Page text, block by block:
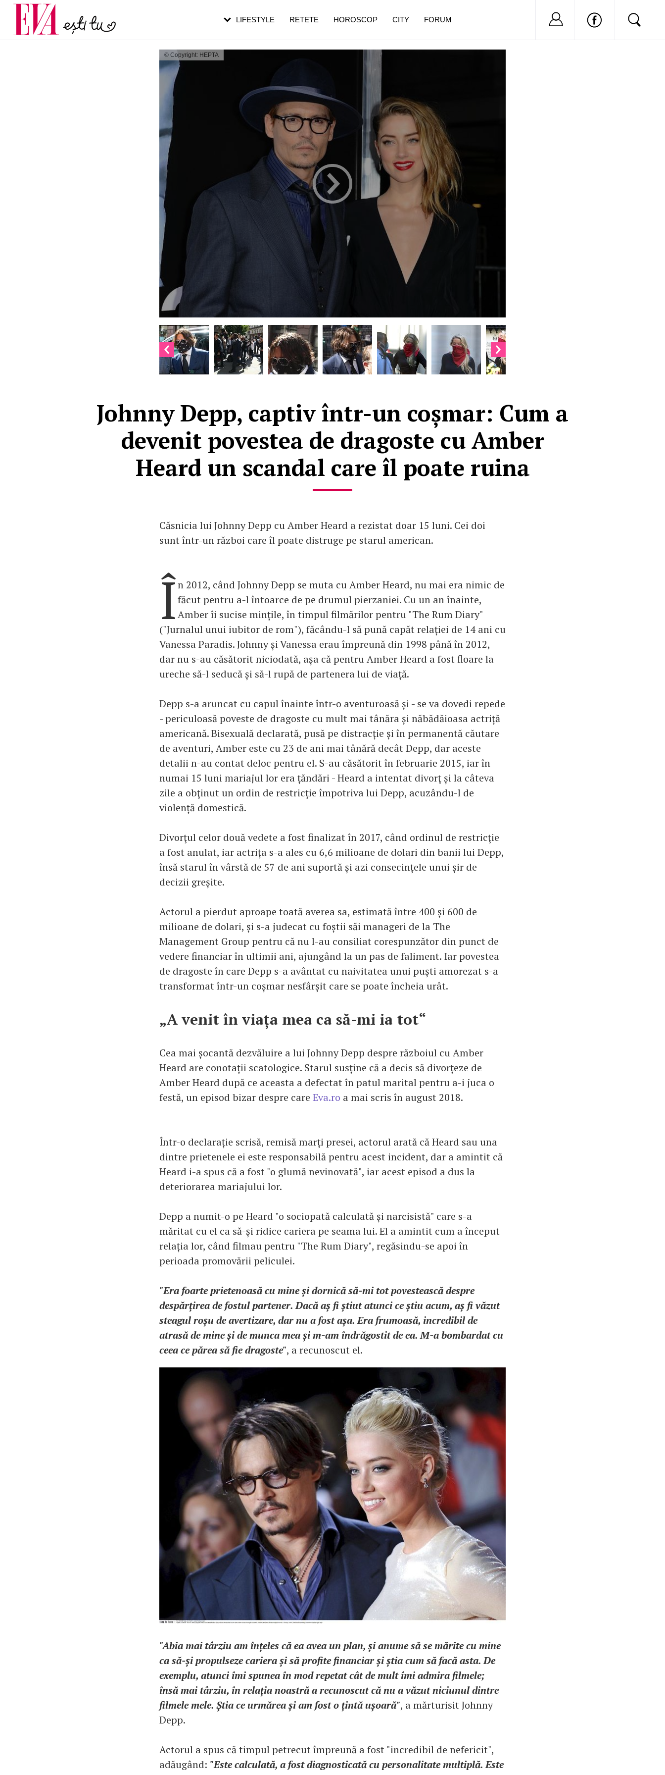
© Copyright: HEPTA
Johnny Depp, captiv într-un coșmar: Cum a
devenit povestea de dragoste cu Amber
Heard un scandal care îl poate ruina
Căsnicia lui Johnny Depp cu Amber Heard a rezistat doar 15 luni. Cei doi
sunt într-un război care îl poate distruge pe starul american.
În 2012, când Johnny Depp se muta cu Amber Heard, nu mai era nimic de
făcut pentru a-l întoarce de pe drumul pierzaniei. Cu un an înainte,
Amber îi sucise mințile, în timpul filmărilor pentru "The Rum Diary"
("Jurnalul unui iubitor de rom"), făcându-l să pună capăt relației de 14 ani cu
Vanessa Paradis. Johnny și Vanessa erau împreună din 1998 până în 2012,
dar nu s-au căsătorit niciodată, așa că pentru Amber Heard a fost floare la
ureche să-l seducă și să-l rupă de partenera lui de viață.
Depp s-a aruncat cu capul înainte într-o aventuroasă și - se va dovedi repede
- periculoasă poveste de dragoste cu mult mai tânăra și năbădăioasa actriță
americană. Bisexuală declarată, pusă pe distracție și în permanentă căutare
de aventuri, Amber este cu 23 de ani mai tânără decât Depp, dar aceste
detalii n-au contat deloc pentru el. S-au căsătorit în februarie 2015, iar în
numai 15 luni mariajul lor era țăndări - Heard a intentat divorţ și la câteva
zile a obţinut un ordin de restricţie împotriva lui Depp, acuzându-l de
violență domestică.
Divorţul celor două vedete a fost finalizat în 2017, când ordinul de restricţie
a fost anulat, iar actrița s-a ales cu 6,6 milioane de dolari din banii lui Depp,
însă starul în vârstă de 57 de ani suportă și azi consecințele unui șir de
decizii greșite.
Actorul a pierdut aproape toată averea sa, estimată între 400 și 600 de
milioane de dolari, și s-a judecat cu foștii săi manageri de la The
Management Group pentru că nu l-au consiliat corespunzător din punct de
vedere financiar în ultimii ani, ajungând la un pas de faliment. Iar povestea
de dragoste în care Depp s-a avântat cu naivitatea unui puști amorezat s-a
transformat într-un coșmar nesfârșit care se poate încheia urât.
„A venit în viața mea ca să-mi ia tot“
Cea mai șocantă dezvăluire a lui Johnny Depp despre războiul cu Amber
Heard are conotații scatologice. Starul susține că a decis să divorțeze de
Amber Heard după ce aceasta a defectat în patul marital pentru a-i juca o
festă, un episod bizar despre care Eva.ro a mai scris în august 2018.
Într-o declarație scrisă, remisă marți presei, actorul arată că Heard sau una
dintre prietenele ei este responsabilă pentru acest incident, dar a amintit că
Heard i-a spus că a fost "o glumă nevinovată", iar acest episod a dus la
deteriorarea mariajului lor.
Depp a numit-o pe Heard "o sociopată calculată și narcisistă" care s-a
măritat cu el ca să-și ridice cariera pe seama lui. El a amintit cum a început
relația lor, când filmau pentru "The Rum Diary", regăsindu-se apoi în
perioada promovării peliculei.
"Era foarte prietenoasă cu mine și dornică să-mi tot povestească despre
despărțirea de fostul partener. Dacă aș fi știut atunci ce știu acum, aș fi văzut
steagul roșu de avertizare, dar nu a fost așa. Era frumoasă, incredibil de
atrasă de mine și de munca mea și m-am îndrăgostit de ea. M-a bombardat cu
ceea ce părea să fie dragoste", a recunoscut el.
"Abia mai târziu am înțeles că ea avea un plan, și anume să se mărite cu mine
ca să-și propulseze cariera și să profite financiar și știa cum să facă asta. De
exemplu, atunci îmi spunea în mod repetat cât de mult îmi admira filmele;
însă mai târziu, în relația noastră a recunoscut că nu a văzut niciunul dintre
filmele mele. Știa ce urmărea și am fost o țintă ușoară", a mărturisit Johnny
Depp.
Actorul a spus că timpul petrecut împreună a fost "incredibil de nefericit",
adăugând: "Este calculată, a fost diagnosticată cu personalitate multiplă. Este
LIFESTYLE RETETE HOROSCOP CITY FORUM Nu ai cont?
Carieră
Actualitate
pe măsură ce înaintezi în vârstă